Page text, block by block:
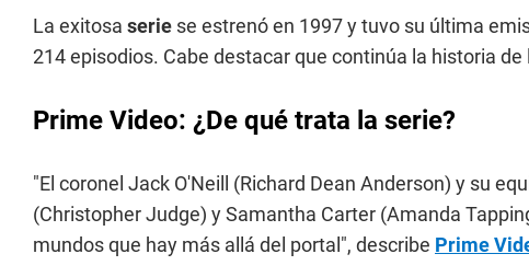
La exitosa serie se estrenó en 1997 y tuvo su última
214 episodios. Cabe destacar que continúa la historia
Prime Video: ¿De qué trata la serie?
"El coronel Jack O'Neill (Richard Dean Anderson) y su
(Christopher Judge) y Samantha Carter (Amanda
mundos que hay más allá del portal", describe Prime